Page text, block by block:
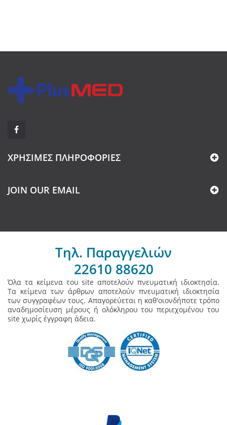
ΧΡΉΣΙΜΕΣ ΠΛΗΡΟΦΟΡΊΕΣ
JOIN OUR EMAIL
Τηλ. Παραγγελιών
22610 88620
Όλα τα κείμενα του site αποτελούν πνευματική ιδιοκτησία.
Τα κείμενα των άρθρων αποτελούν πνευματική ιδιοκτησία
των συγγραφέων τους. Απαγορεύεται η καθ'οιονδήποτε τρόπο
αναδημοσίευση μέρους ή ολόκληρου του περιεχομένου του
site χωρίς έγγραφη άδεια.